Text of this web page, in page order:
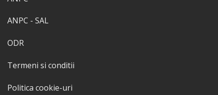
ANPC - SAL
ODR
Termeni si conditii
Politica cookie-uri